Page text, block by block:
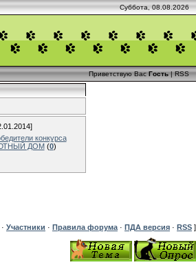
Суббота, 08.08.2026
Приветствую Вас Гость|RSS
конкурса
ДОМ (0)
· Участники · Правила форума · ПДА версия · RSS ]